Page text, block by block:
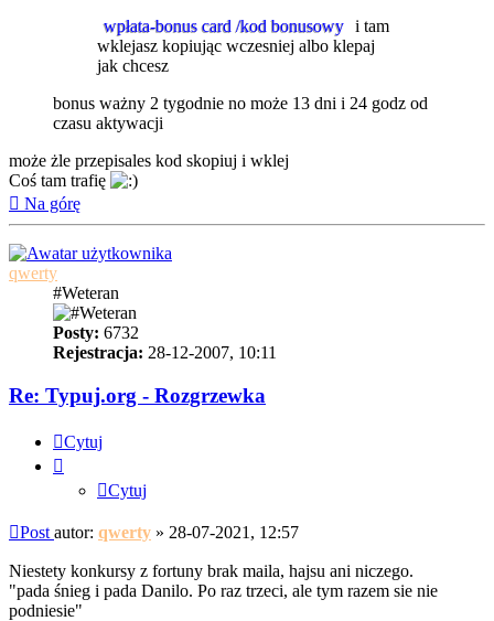
wpłata-bonus card /kod bonusowy i tam
wklejasz kopiując wczesniej albo klepaj
jak chcesz
bonus ważny 2 tygodnie no może 13 dni i 24 godz od
czasu aktywacji
może żle przepisales kod skopiuj i wklej
Coś tam trafię
Na górę
qwerty
#Weteran
Posty: 6732
Rejestracja: 28-12-2007, 10:11
Re: Typuj.org - Rozgrzewka
Cytuj
Cytuj
Post autor: qwerty » 28-07-2021, 12:57
Niestety konkursy z fortuny brak maila, hajsu ani niczego.
"pada śnieg i pada Danilo. Po raz trzeci, ale tym razem sie nie
podniesie"